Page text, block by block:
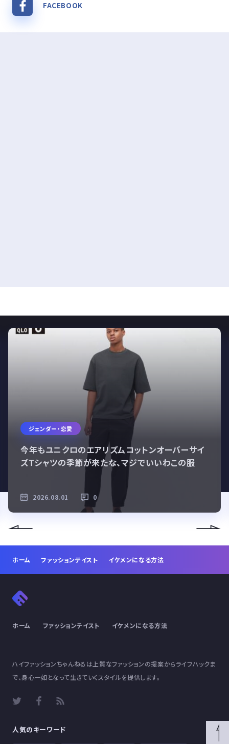
FACEBOOK
ジェンダー・恋愛
ユニクロのタンクトップ涼しすぎだろ…しかも590
円でめちゃくちゃ安い
2026.07.20
ホーム ファッションテイスト イケメンになる方法
ホーム ファッションテイスト イケメンになる方法
ハイファッションちゃんねるは上質なファッションの提案からライフハックま
で、身心一如となって生きていくスタイルを提供します。
人気のキーワード